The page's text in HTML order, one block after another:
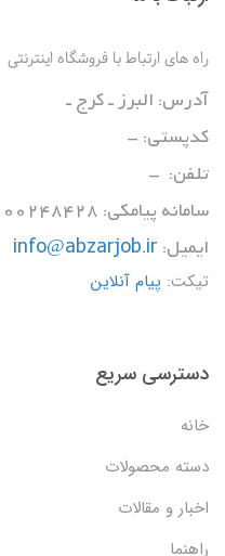
راه های ارتباط با فروشگاه اینترنتی
آدرس: البرز ـ کرج ـ
کدپستی: -
تلفن: -
سامانه پیامکی: 5000248428
ایمیل: info@abzarjob.ir
تیکت: پیام آنلاین
دسترسی سریع
خانه
دسته محصولات
اخبار و مقالات
راهنما